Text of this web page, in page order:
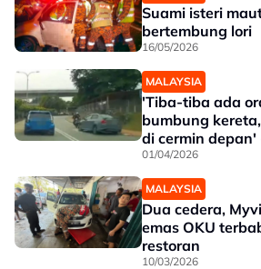
Suami isteri
bertembung lori
16/05/2026
MALAYSIA
'Tiba-tiba ada
bumbung
di cermin depan'
biru akui trauma
01/04/2026
MALAYSIA
Dua cedera,
emas OKU
restoran
10/03/2026